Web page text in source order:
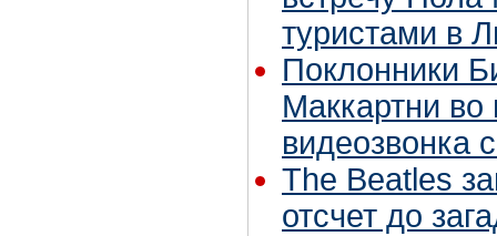
туристами в
Поклонники
Маккартни во
видеозвонка
The Beatles
отсчет до